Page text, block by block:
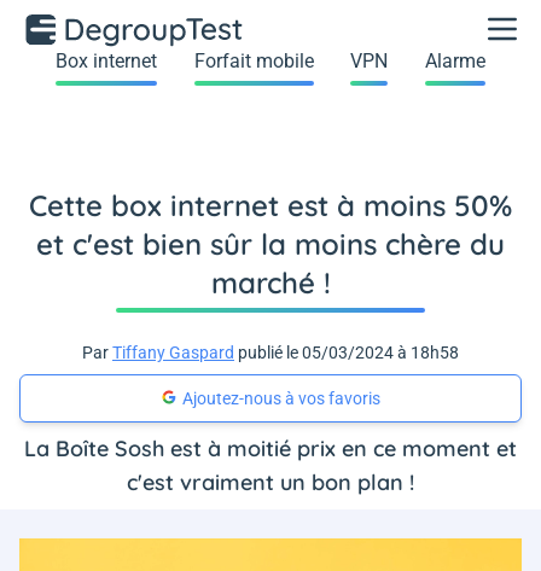
Box internet Forfait mobile VPN Alarme
Cette box internet est à moins 50%
et c'est bien sûr la moins chère du
marché !
ParTiffany Gaspard publié le 05/03/2024 à 18h58
Ajoutez-nous à vos favoris
La Boîte Sosh est à moitié prix en ce moment et
c'est vraiment un bon plan !